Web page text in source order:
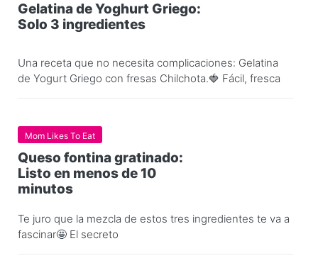
Gelatina de Yoghurt Griego:
Solo 3 ingredientes
Una receta que no necesita complicaciones: Gelatina
de Yogurt Griego con fresas Chilchota.🍓 Fácil, fresca
Mom Likes To Eat
Queso fontina gratinado:
Listo en menos de 10
minutos
Te juro que la mezcla de estos tres ingredientes te va a
fascinar🤩 El secreto